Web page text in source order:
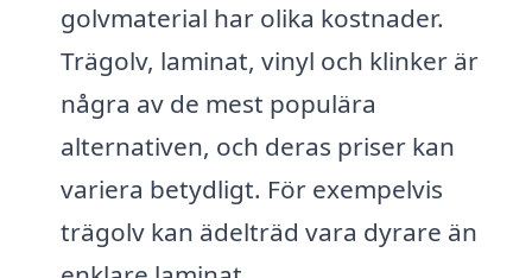
golvmaterial har olika kostnader.
Trägolv, laminat, vinyl och klinker är
några av de mest populära
alternativen, och deras priser kan
variera betydligt. För exempelvis
trägolv kan ädelträd vara dyrare än